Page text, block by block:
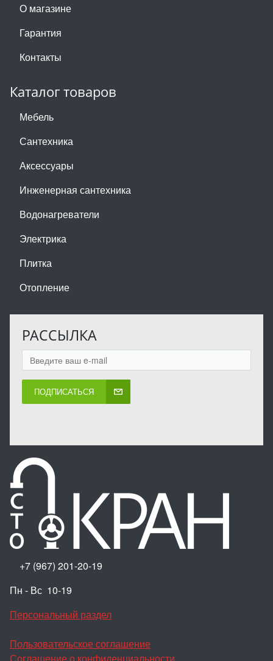
О магазине
Гарантия
Контакты
Каталог товаров
Мебель
Сантехника
Аксессуары
Инженерная сантехника
Водонагреватели
Электрика
Плитка
Отопление
РАССЫЛКА
ПОДПИСАТЬСЯ
+7 (967) 201-20-19
Пн - Вс 10-19
Персональный раздел
Пользовательское соглашение